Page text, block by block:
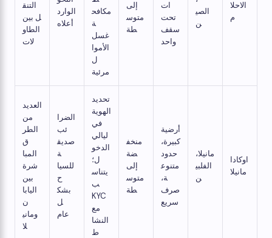
الاحلا
م
الصي
ن
ات
تحت
سقف
واحد
إلى
متوس
طة
مكافح
ة
غسل
الأموا
ل
مرئية
الوارد
أعلاه
التنق
ل بين
الطاو
لات
اوكادا
مانيلا
مانيلا،
الفلبي
ن
أرضية
كبيرة،
حدود
متنوع
ة،
صرف
سريع
منخف
ضة
إلى
متوس
طة
تحديد
الهوية
في
ليالي
الدخو
ل؛
يتناس
ب
KYC
مع
النشا
ط
الضرا
ئب
صديق
ة
للسيا
ح
بشك
ل
عام
العديد
من
الطر
ق
المبا
شرة
بين
اليابا
ن
وماني
لا